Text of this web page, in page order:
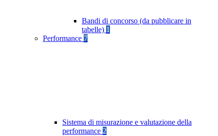
Bandi di concorso (da pubblicare in
tabelle) 1
Performance 7
Sistema di misurazione e valutazione della
performance 2